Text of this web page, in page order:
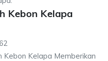
Kebon Kelapa
Kelapa Memberikan